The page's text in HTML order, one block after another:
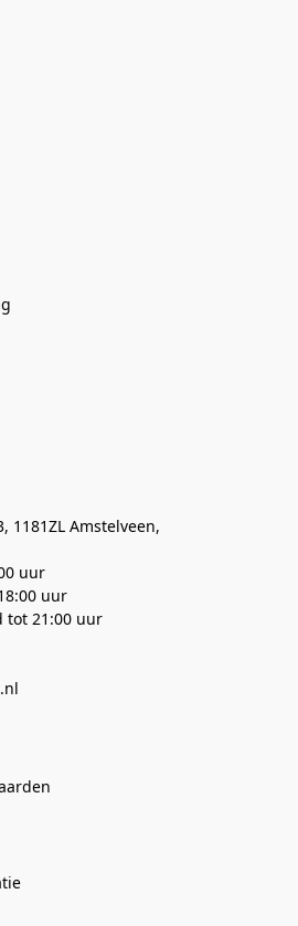
1181ZL Amstelveen,
uur
uur
tot 21:00 uur